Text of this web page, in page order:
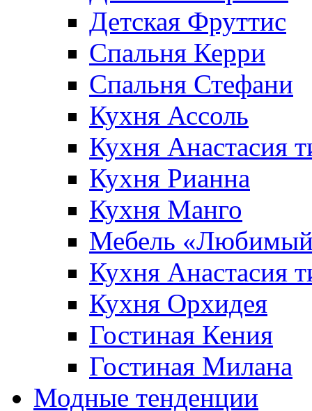
Детская Фруттис
Спальня Керри
Спальня Стефани
Кухня Ассоль
Кухня Анастасия
Кухня Рианна
Кухня Манго
Мебель
Кухня Анастасия
Кухня Орхидея
Гостиная Кения
Гостиная Милана
Модные тенденции